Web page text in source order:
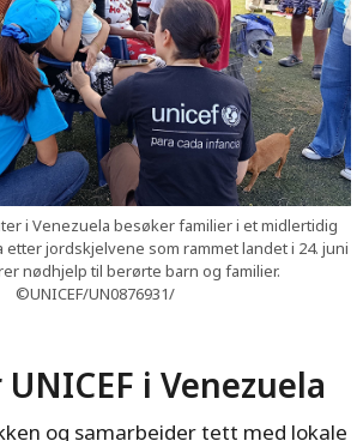
i Venezuela besøker familier i et midlertidig
etter jordskjelvene som rammet landet i 24. juni
nødhjelp til berørte barn og familier.
©UNICEF/UN0876931/
i Venezuela
og samarbeider tett med lokale